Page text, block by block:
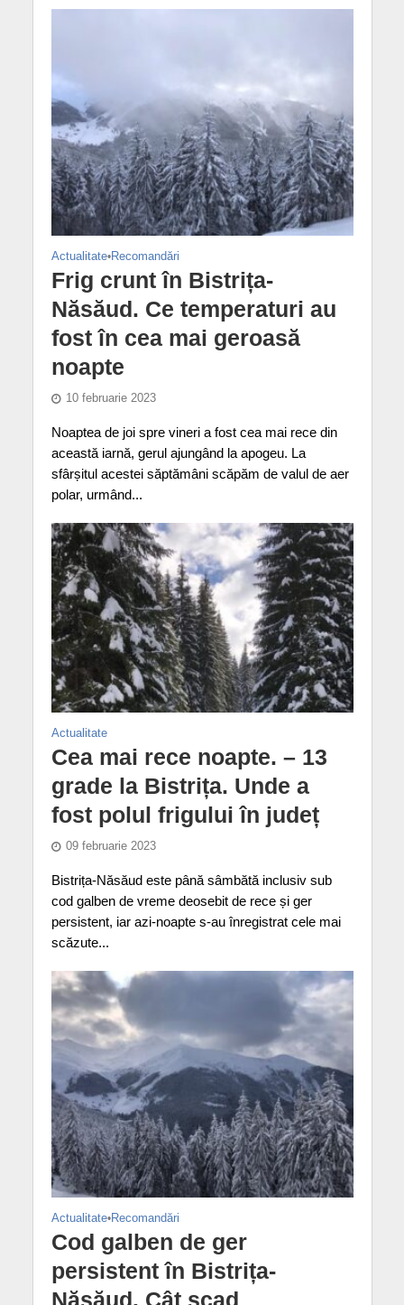
Actualitate•Recomandări
Frig crunt în Bistrița-
Năsăud. Ce temperaturi au
fost în cea mai geroasă
noapte
10 februarie 2023
Noaptea de joi spre vineri a fost cea mai rece din
această iarnă, gerul ajungând la apogeu. La
sfârșitul acestei săptămâni scăpăm de valul de aer
polar, urmând...
Actualitate
Cea mai rece noapte. – 13
grade la Bistrița. Unde a
fost polul frigului în județ
09 februarie 2023
Bistrița-Năsăud este până sâmbătă inclusiv sub
cod galben de vreme deosebit de rece și ger
persistent, iar azi-noapte s-au înregistrat cele mai
scăzute...
Actualitate•Recomandări
Cod galben de ger
persistent în Bistrița-
Năsăud. Cât scad